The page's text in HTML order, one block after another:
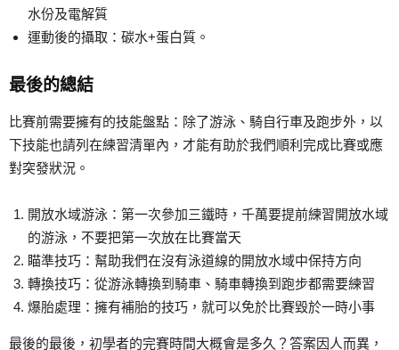
水份及電解質
運動後的攝取：碳水+蛋白質。
最後的總結
比賽前需要擁有的技能盤點：除了游泳、騎自行車及跑步外，以
下技能也請列在練習清單內，才能有助於我們順利完成比賽或應
對突發狀況。
開放水域游泳：第一次參加三鐵時，千萬要提前練習開放水域
的游泳，不要把第一次放在比賽當天
瞄準技巧：幫助我們在沒有泳道線的開放水域中保持方向
轉換技巧：從游泳轉換到騎車、騎車轉換到跑步都需要練習
爆胎處理：擁有補胎的技巧，就可以免於比賽毀於一時小事
最後的最後，初學者的完賽時間大概會是多久？答案因人而異，